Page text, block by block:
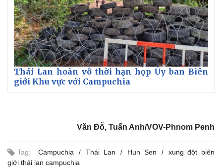
Thế giới
Quan sát
Cuộc sống đó đây
Multimedia
Video
Thái Lan hoãn vô thời hạn họp Ủy ban Biên
giới Khu vực với Campuchia
Văn Đỗ, Tuấn Anh/VOV-Phnom Penh
Tag: Campuchia Thái Lan Hun Sen
xung đột biên
giới thái lan campuchia